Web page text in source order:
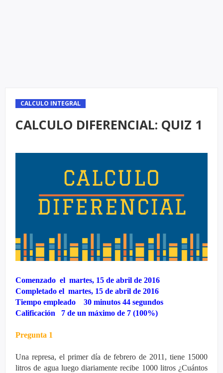
CALCULO INTEGRAL
CALCULO DIFERENCIAL: QUIZ 1
Comenzado el martes, 15 de abril de 2016
Completado el martes, 15 de abril de 2016
Tiempo empleado 30 minutos 44 segundos
Calificación 7 de un máximo de 7 (100%)
Pregunta 1
Una represa, el primer día de febrero de 2011, tiene 15000
litros de agua luego diariamente recibe 1000 litros ¿Cuántos